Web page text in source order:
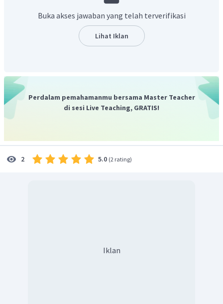
= massa jenis zat cair
= perbedaan ketinggian zat cair dalam manometer
Sehingga Jawaban yang benar adalah A
Buka akses jawaban yang telah terverifikasi
Lihat Iklan
Perdalam pemahamanmu bersama Master Teacher
di sesi Live Teaching, GRATIS!
2 5.0 (2 rating)
Iklan